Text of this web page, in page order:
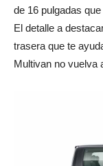
de 16 pulgadas
El detalle a
trasera que te
Multivan no vuelva